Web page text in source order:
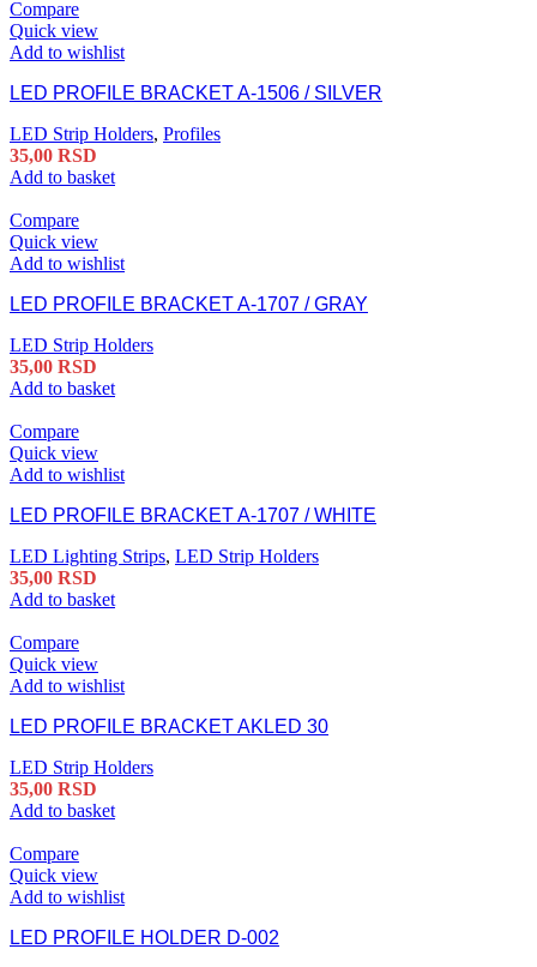
Compare
Quick view
Add to wishlist
LED PROFILE BRACKET A-1506 / SILVER
LED Strip Holders, Profiles
35,00 RSD
Add to basket
Compare
Quick view
Add to wishlist
LED PROFILE BRACKET A-1707 / GRAY
LED Strip Holders
35,00 RSD
Add to basket
Compare
Quick view
Add to wishlist
LED PROFILE BRACKET A-1707 / WHITE
LED Lighting Strips, LED Strip Holders
35,00 RSD
Add to basket
Compare
Quick view
Add to wishlist
LED PROFILE BRACKET AKLED 30
LED Strip Holders
35,00 RSD
Add to basket
Compare
Quick view
Add to wishlist
LED PROFILE HOLDER D-002